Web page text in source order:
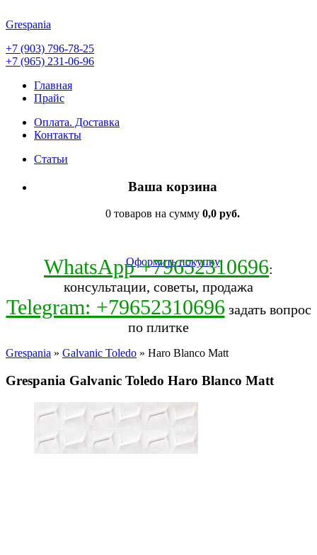
Grespania
+7 (903) 796-78-25
+7 (965) 231-06-96
Главная
Прайс
Оплата. Доставка
Контакты
Статьи
Ваша корзина
0 товаров на сумму 0,0 руб.
Оформить покупку
WhatsApp +79652310696:
консультации, советы, продажа
Telegram: +79652310696 задать вопрос
по плитке
Grespania » Galvanic Toledo » Haro Blanco Matt
Grespania Galvanic Toledo Haro Blanco Matt